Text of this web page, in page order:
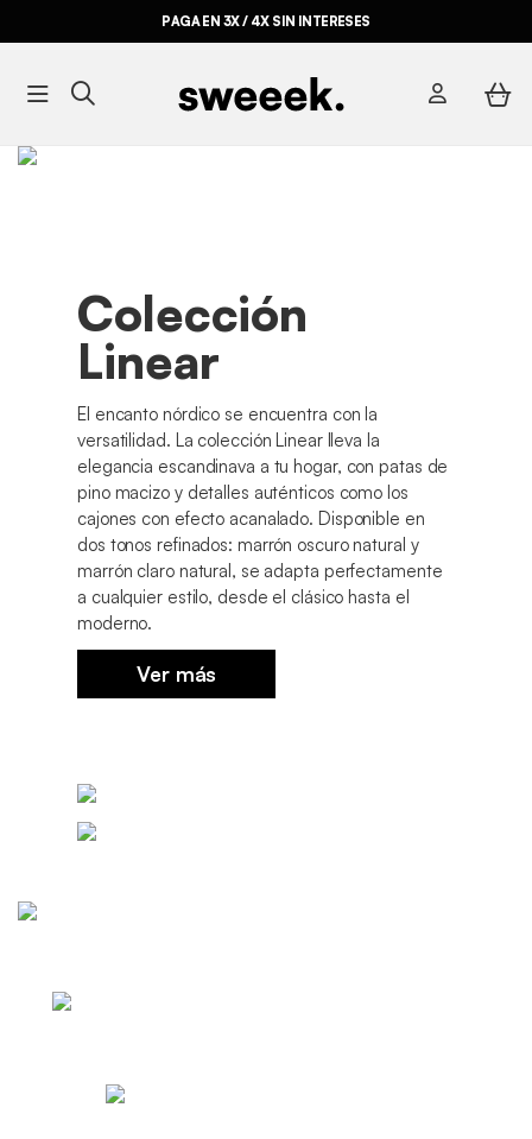
PAGA EN 3X / 4X SIN INTERESES
Colección
Linear
El encanto nórdico se encuentra con la
versatilidad. La colección Linear lleva la
elegancia escandinava a tu hogar, con patas de
pino macizo y detalles auténticos como los
cajones con efecto acanalado. Disponible en
dos tonos refinados: marrón oscuro natural y
marrón claro natural, se adapta perfectamente
a cualquier estilo, desde el clásico hasta el
moderno.
Ver más